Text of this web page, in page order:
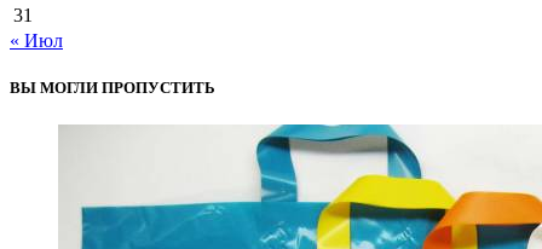
31
« Июл
ВЫ МОГЛИ ПРОПУСТИТЬ